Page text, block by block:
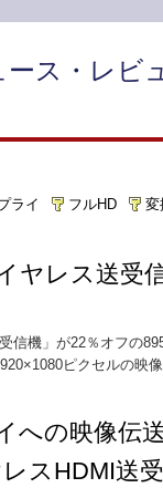
ース・レビ
ライ フルHD 変
ヤレス送受
信機」が22％オフの
ピクセルの映
への映像伝
レスHDMI送